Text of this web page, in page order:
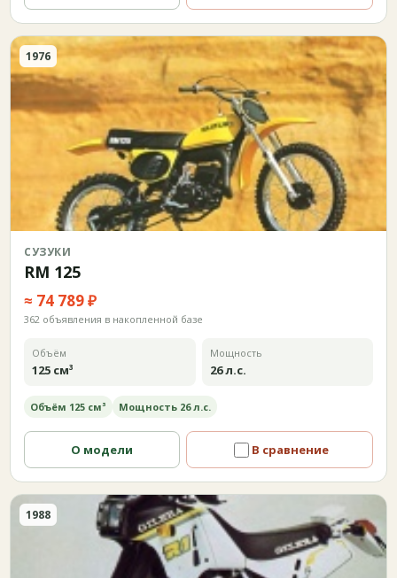
1976
СУЗУКИ
RM 125
≈ 74 789 ₽
362 объявления в накопленной базе
Объём
125 см³
Мощность
26 л.с.
Объём 125 см³ Мощность 26 л.с.
О модели В сравнение
1988